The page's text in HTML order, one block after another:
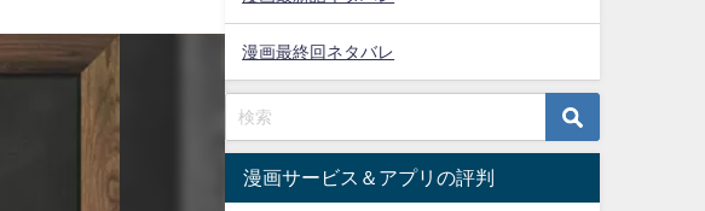
漫画最終回ネタバレ
漫画サービス＆アプリの評判